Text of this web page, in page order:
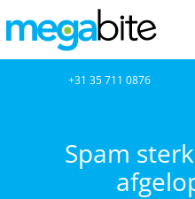
naar
inhoud
Netwerkbeheer
+31 35 711 0876
Spam